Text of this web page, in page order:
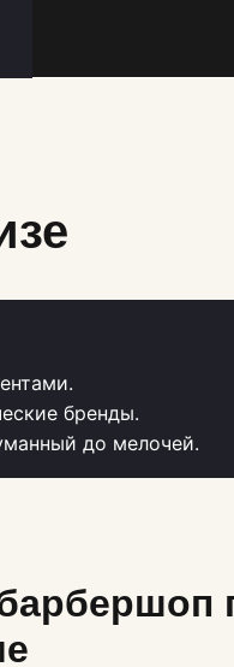
бренды.
до мелочей.